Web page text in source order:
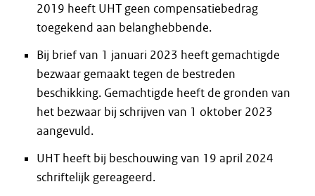
2019 heeft UHT geen compensatiebedrag
toegekend aan belanghebbende.
Bij brief van 1 januari 2023 heeft gemachtigde
bezwaar gemaakt tegen de bestreden
beschikking. Gemachtigde heeft de gronden van
het bezwaar bij schrijven van 1 oktober 2023
aangevuld.
UHT heeft bij beschouwing van 19 april 2024
schriftelijk gereageerd.